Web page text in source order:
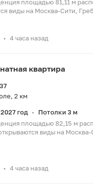
площадью 81,11 м
виды на Москва-Сити,
• 4 часа назад
квартира
2 км
2027 год •
Потолки 3 м
площадью 82,15 м
виды на
• 4 часа назад